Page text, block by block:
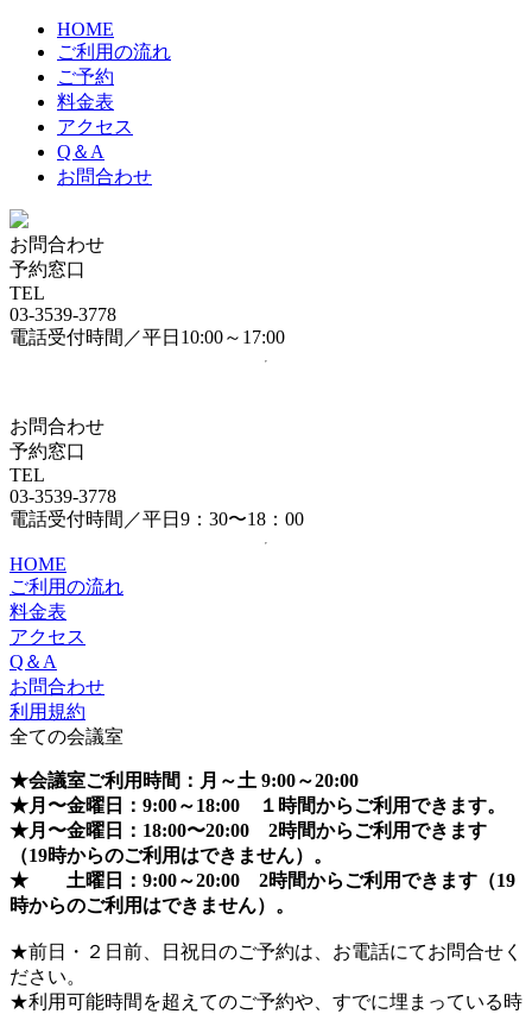
HOME
ご利用の流れ
ご予約
料金表
アクセス
Q＆A
お問合わせ
お問合わせ
予約窓口
TEL
03-3539-3778
電話受付時間／平日10:00～17:00
お問合わせ
予約窓口
TEL
03-3539-3778
電話受付時間／平日9：30〜18：00
HOME
ご利用の流れ
料金表
アクセス
Q＆A
お問合わせ
利用規約
全ての会議室
★会議室ご利用時間：月～土 9:00～20:00
★月〜金曜日：9:00～18:00 １時間からご利用できます。
★月〜金曜日：18:00〜20:00 2時間からご利用できます
（19時からのご利用はできません）。
★ 土曜日：9:00～20:00 2時間からご利用できます（19
時からのご利用はできません）。
★前日・２日前、日祝日のご予約は、お電話にてお問合せく
ださい。
★利用可能時間を超えてのご予約や、すでに埋まっている時